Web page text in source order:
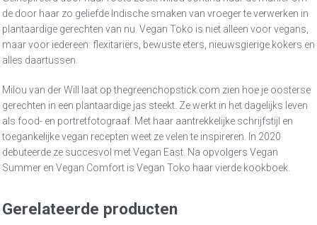
de door haar zo geliefde Indische smaken van vroeger te verwerken in
plantaardige gerechten van nu. Vegan Toko is niet alleen voor vegans,
maar voor iedereen: flexitariërs, bewuste eters, nieuwsgierige kokers en
alles daartussen.
Milou van der Will laat op thegreenchopstick.com zien hoe je oosterse
gerechten in een plantaardige jas steekt. Ze werkt in het dagelijks leven
als food- en portretfotograaf. Met haar aantrekkelijke schrijfstijl en
toegankelijke vegan recepten weet ze velen te inspireren. In 2020
debuteerde ze succesvol met Vegan East. Na opvolgers Vegan
Summer en Vegan Comfort is Vegan Toko haar vierde kookboek.
Gerelateerde producten